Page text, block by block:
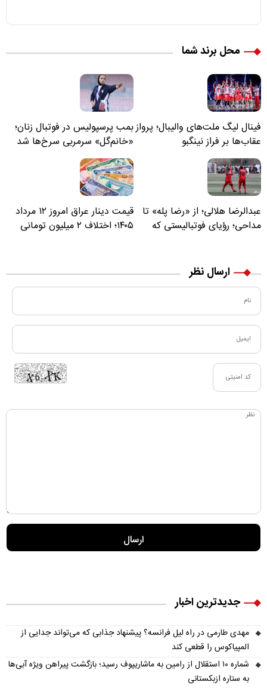
محل برند شما
فینال لیگ ملت‌های والیبال؛ پرواز
عقاب‌ها بر فراز نینگبو
بمب پرسپولیس در فوتبال زنان؛
«خانم‌گل» سرمربی سرخ‌ها شد
عبدالرضا هلالی؛ از «رضا پله» تا
مداحی؛ رؤیای فوتبالیستی که
قیمت دینار عراق امروز ۱۲ مرداد
۱۴۰۵؛ اختلاف ۲ میلیون تومانی
ارسال نظر
جدیدترین اخبار
مهدی طارمی در راه لیل فرانسه؟ پیشنهاد جذابی که می‌تواند جدایی از
المپیاکوس را قطعی کند
شماره ۱۰ استقلال از رامین به ماشاریپوف رسید؛ بازگشت پیراهن ویژه آبی‌ها
به ستاره ازبکستانی